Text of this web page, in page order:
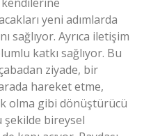
yeni adımlarda
sağlıyor. Ayrıca iletişim
katkı sağlıyor. Bu
ziyade, bir
hareket etme,
olma gibi dönüştürücü
şekilde bireysel